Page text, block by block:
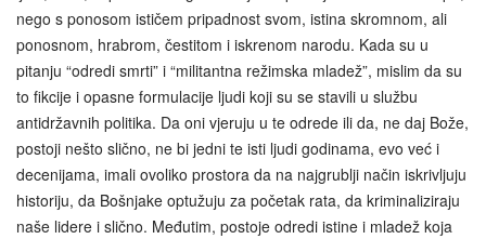
nego s ponosom ističem pripadnost svom, istina skromnom, ali
ponosnom, hrabrom, čestitom i iskrenom narodu. Kada su u
pitanju “odredi smrti” i “militantna režimska mladež”, mislim da su
to fikcije i opasne formulacije ljudi koji su se stavili u službu
antidržavnih politika. Da oni vjeruju u te odrede ili da, ne daj Bože,
postoji nešto slično, ne bi jedni te isti ljudi godinama, evo već i
decenijama, imali ovoliko prostora da na najgrublji način iskrivljuju
historiju, da Bošnjake optužuju za početak rata, da kriminaliziraju
naše lidere i slično. Međutim, postoje odredi istine i mladež koja